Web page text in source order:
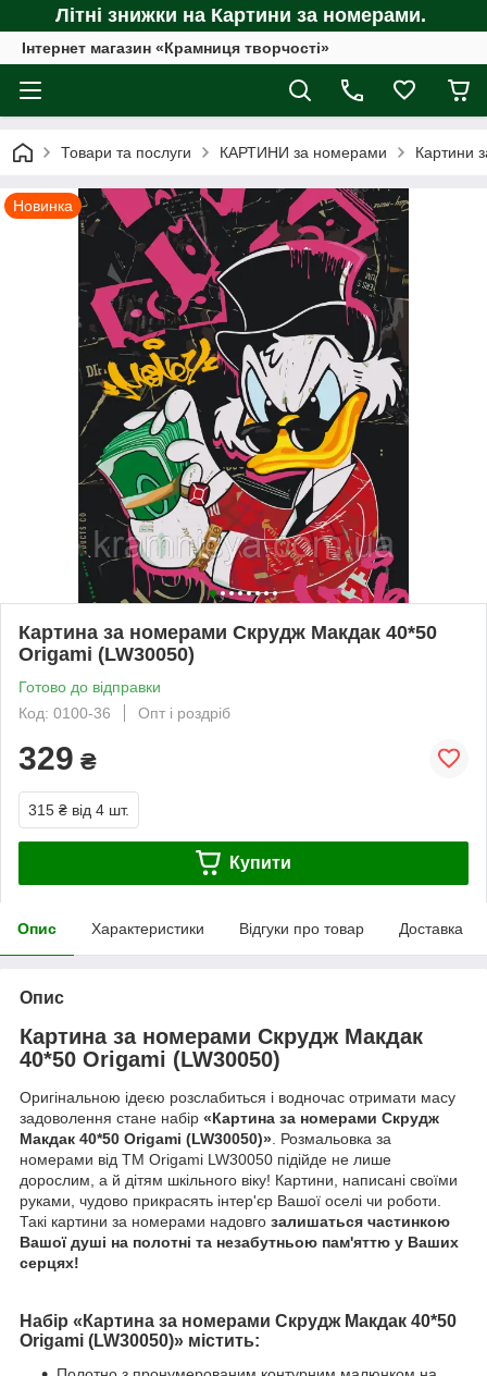
Літні знижки на Картини за номерами.
Інтернет магазин «Крамниця творчості»
Товари та послуги КАРТИНИ за номерами Картини
Новинка
Картина за номерами Скрудж Макдак 40*50
Origami (LW30050)
Готово до відправки
Код: 0100-36
Опт і роздріб
329 ₴
315 ₴ від 4 шт.
Купити
Опис Характеристики Відгуки про товар Доставка
Опис
Картина за номерами Скрудж Макдак
40*50 Origami (LW30050)
Оригінальною ідеєю розслабиться і водночас отримати масу
задоволення стане набір «Картина за номерами Скрудж
Макдак 40*50 Origami (LW30050)». Розмальовка за
номерами від ТМ Origami LW30050 підійде не лише
дорослим, а й дітям шкільного віку! Картини, написані своїми
руками, чудово прикрасять інтер'єр Вашої оселі чи роботи.
Такі картини за номерами надовго залишаться частинкою
Вашої душі на полотні та незабутньою пам'яттю у Ваших
серцях!
Набір «Картина за номерами Скрудж Макдак 40*50
Origami (LW30050)» містить: